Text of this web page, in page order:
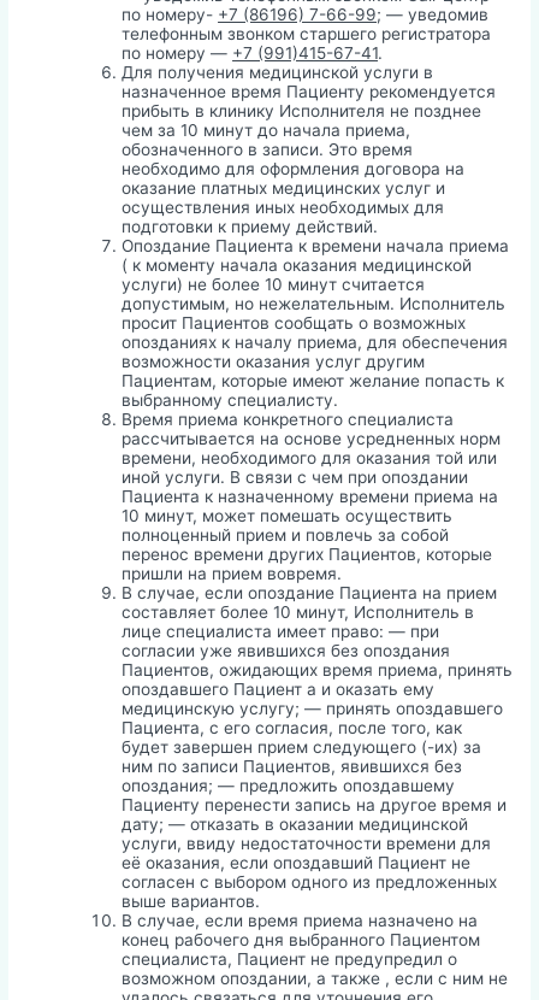
по номеру- +7 (86196) 7-66-99; — уведомив
телефонным звонком старшего регистратора
по номеру — +7 (991)415-67-41.
Для получения медицинской услуги в
назначенное время Пациенту рекомендуется
прибыть в клинику Исполнителя не позднее
чем за 10 минут до начала приема,
обозначенного в записи. Это время
необходимо для оформления договора на
оказание платных медицинских услуг и
осуществления иных необходимых для
подготовки к приему действий.
Опоздание Пациента к времени начала приема
( к моменту начала оказания медицинской
услуги) не более 10 минут считается
допустимым, но нежелательным. Исполнитель
просит Пациентов сообщать о возможных
опозданиях к началу приема, для обеспечения
возможности оказания услуг другим
Пациентам, которые имеют желание попасть к
выбранному специалисту.
Время приема конкретного специалиста
рассчитывается на основе усредненных норм
времени, необходимого для оказания той или
иной услуги. В связи с чем при опоздании
Пациента к назначенному времени приема на
10 минут, может помешать осуществить
полноценный прием и повлечь за собой
перенос времени других Пациентов, которые
пришли на прием вовремя.
В случае, если опоздание Пациента на прием
составляет более 10 минут, Исполнитель в
лице специалиста имеет право: — при
согласии уже явившихся без опоздания
Пациентов, ожидающих время приема, принять
опоздавшего Пациент а и оказать ему
медицинскую услугу; — принять опоздавшего
Пациента, с его согласия, после того, как
будет завершен прием следующего (-их) за
ним по записи Пациентов, явившихся без
опоздания; — предложить опоздавшему
Пациенту перенести запись на другое время и
дату; — отказать в оказании медицинской
услуги, ввиду недостаточности времени для
её оказания, если опоздавший Пациент не
согласен с выбором одного из предложенных
выше вариантов.
В случае, если время приема назначено на
конец рабочего дня выбранного Пациентом
специалиста, Пациент не предупредил о
возможном опоздании, а также , если с ним не